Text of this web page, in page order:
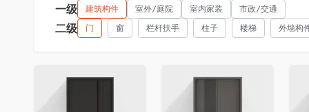
一级 建筑构件 室外/庭院 室内家装 市政/交通
二级 门 窗 栏杆扶手 柱子 楼梯 外墙构
收藏 收藏